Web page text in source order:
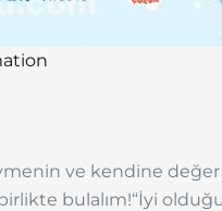
ve kendine
bulalım!“İyi